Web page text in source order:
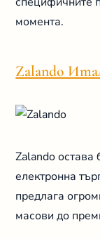
момента.
Zalando
Zalando остава
електронна
предлага
масови до